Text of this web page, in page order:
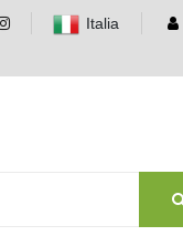
Italia